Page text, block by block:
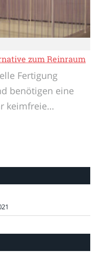
zum Reinraum
Fertigung
benötigen eine
keimfreie…